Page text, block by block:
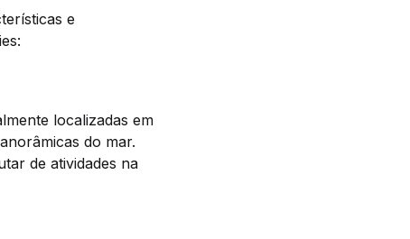
e
localizadas em
do mar.
de atividades na